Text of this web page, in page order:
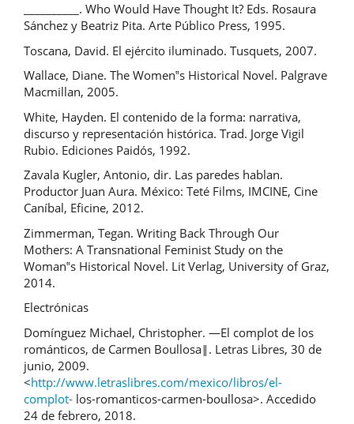
__________. Who Would Have Thought It? Eds. Rosaura
Sánchez y Beatriz Pita. Arte Público Press, 1995.
Toscana, David. El ejército iluminado. Tusquets, 2007.
Wallace, Diane. The Women‟s Historical Novel. Palgrave
Macmillan, 2005.
White, Hayden. El contenido de la forma: narrativa,
discurso y representación histórica. Trad. Jorge Vigil
Rubio. Ediciones Paidós, 1992.
Zavala Kugler, Antonio, dir. Las paredes hablan.
Productor Juan Aura. México: Teté Films, IMCINE, Cine
Caníbal, Eficine, 2012.
Zimmerman, Tegan. Writing Back Through Our
Mothers: A Transnational Feminist Study on the
Woman‟s Historical Novel. Lit Verlag, University of Graz,
2014.
Electrónicas
Domínguez Michael, Christopher. ―El complot de los
románticos, de Carmen Boullosa‖. Letras Libres, 30 de
junio, 2009.
<http://www.letraslibres.com/mexico/libros/el-
complot- los-romanticos-carmen-boullosa>. Accedido
24 de febrero, 2018.